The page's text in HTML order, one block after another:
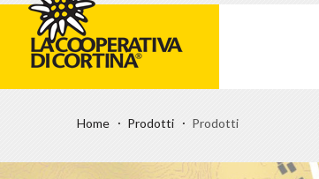
Home Prodotti Prodotti